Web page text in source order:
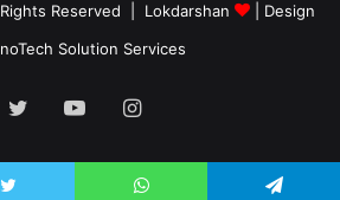
Reserved | Lokdarshan
| Design
Solution Services
Twitter YouTubeInstagram